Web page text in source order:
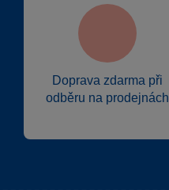
Doprava zdarma při
odběru na prodejnách